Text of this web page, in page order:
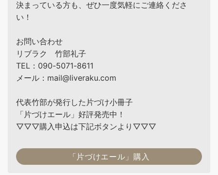
決まっている方も、ぜひ一度気軽にご連絡くださ
い！
お問い合わせ
リブラク 竹部礼子
TEL：090-5071-8611
メール：mail@liveraku.com
代表竹部が発行した片づけ小冊子
「片づけエール」好評発売中！
▽▽▽購入申込は下記ボタンより▽▽▽
「片づけエール」購入